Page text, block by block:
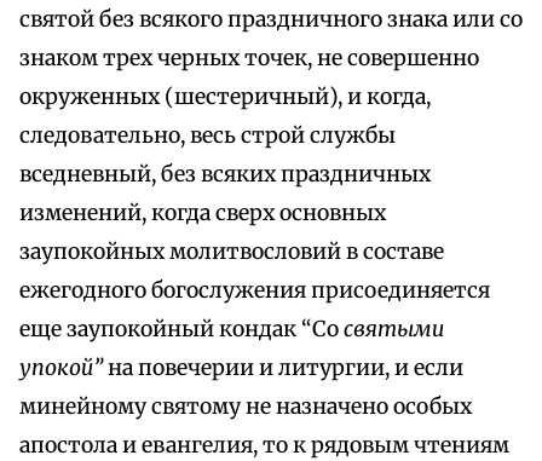
святой без всякого праздничного знака или со
знаком трех черных точек, не совершенно
окруженных (шестеричный), и когда,
следовательно, весь строй службы
вседневный, без всяких праздничных
изменений, когда сверх основных
заупокойных молитвословий в составе
ежегодного богослужения присоединяется
еще заупокойный кондак “Сосвятыми
упокой”на повечерии и литургии, и если
минейному святому не назначено особых
апостола и евангелия, то к рядовым чтениям